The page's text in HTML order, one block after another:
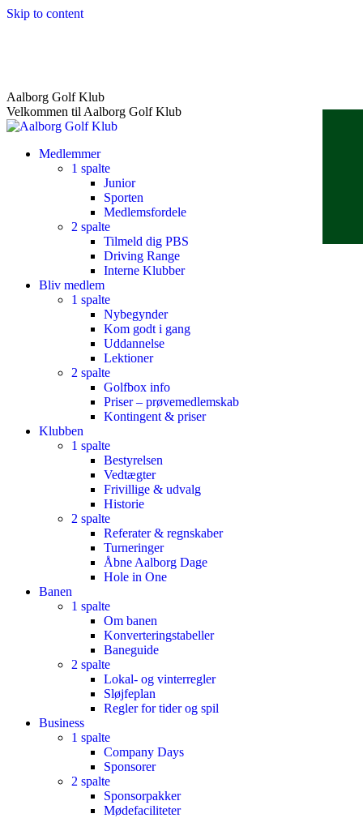
Skip to content
Aalborg Golf Klub
Velkommen til Aalborg Golf Klub
Medlemmer
1 spalte
Junior
Sporten
Medlemsfordele
2 spalte
Tilmeld dig PBS
Driving Range
Interne Klubber
Bliv medlem
1 spalte
Nybegynder
Kom godt i gang
Uddannelse
Lektioner
2 spalte
Golfbox info
Priser – prøvemedlemskab
Kontingent & priser
Klubben
1 spalte
Bestyrelsen
Vedtægter
Frivillige & udvalg
Historie
2 spalte
Referater & regnskaber
Turneringer
Åbne Aalborg Dage
Hole in One
Banen
1 spalte
Om banen
Konverteringstabeller
Baneguide
2 spalte
Lokal- og vinterregler
Sløjfeplan
Regler for tider og spil
Business
1 spalte
Company Days
Sponsorer
2 spalte
Sponsorpakker
Mødefaciliteter